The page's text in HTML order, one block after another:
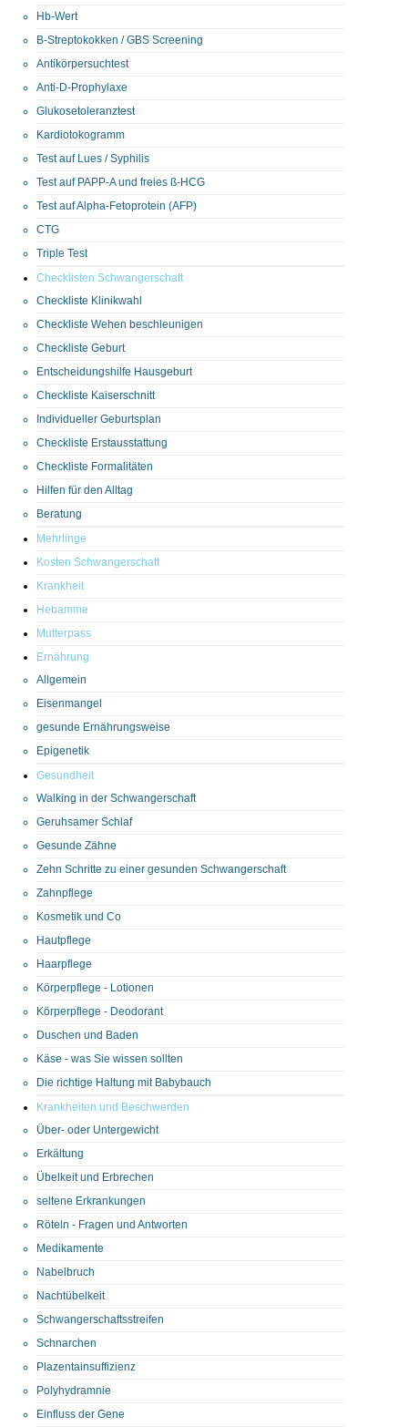
Hb-Wert
B-Streptokokken / GBS Screening
Antikörpersuchtest
Anti-D-Prophylaxe
Glukosetoleranztest
Kardiotokogramm
Test auf Lues / Syphilis
Test auf PAPP-A und freies ß-HCG
Test auf Alpha-Fetoprotein (AFP)
CTG
Triple Test
Checklisten Schwangerschaft
Checkliste Klinikwahl
Checkliste Wehen beschleunigen
Checkliste Geburt
Entscheidungshilfe Hausgeburt
Checkliste Kaiserschnitt
Individueller Geburtsplan
Checkliste Erstausstattung
Checkliste Formalitäten
Hilfen für den Alltag
Beratung
Mehrlinge
Kosten Schwangerschaft
Krankheit
Hebamme
Mutterpass
Ernährung
Allgemein
Eisenmangel
gesunde Ernährungsweise
Epigenetik
Gesundheit
Walking in der Schwangerschaft
Geruhsamer Schlaf
Gesunde Zähne
Zehn Schritte zu einer gesunden Schwangerschaft
Zahnpflege
Kosmetik und Co
Hautpflege
Haarpflege
Körperpflege - Lotionen
Körperpflege - Deodorant
Duschen und Baden
Käse - was Sie wissen sollten
Die richtige Haltung mit Babybauch
Krankheiten und Beschwerden
Über- oder Untergewicht
Erkältung
Übelkeit und Erbrechen
seltene Erkrankungen
Röteln - Fragen und Antworten
Medikamente
Nabelbruch
Nachtübelkeit
Schwangerschaftsstreifen
Schnarchen
Plazentainsuffizienz
Polyhydramnie
Einfluss der Gene